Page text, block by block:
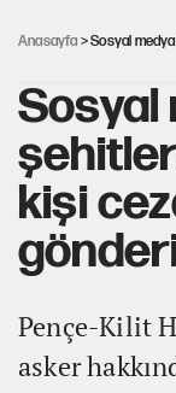
Anasayfa > Sosyal
Sosyal
kişi
Pençe-Kilit
asker